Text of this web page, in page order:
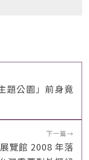
題公園」前身竟
下一篇→
覽館 2008 年落